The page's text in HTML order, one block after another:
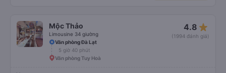
Mộc Thảo
Limousine 34 giường
4.8 star_rate
(1994 đánh giá)
Văn phòng Đà Lạt
5 giờ 40 phút
Văn phòng Tuy Hoà